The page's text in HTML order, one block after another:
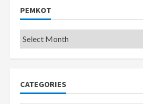
PEMKOT
Pemkot
CATEGORIES